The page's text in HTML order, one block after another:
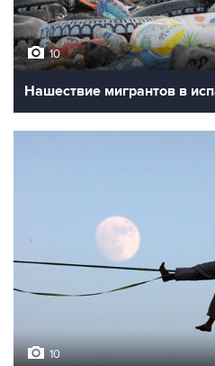
10
Нашествие мигрантов в
10